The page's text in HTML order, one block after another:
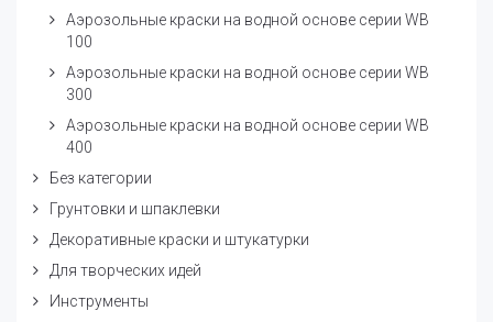
Аэрозольные краски на водной основе серии WB
100
Аэрозольные краски на водной основе серии WB
300
Аэрозольные краски на водной основе серии WB
400
Без категории
Грунтовки и шпаклевки
Декоративные краски и штукатурки
Для творческих идей
Инструменты